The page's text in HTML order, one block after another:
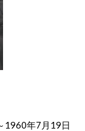
1960年7月19日